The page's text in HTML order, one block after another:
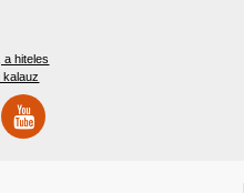
a hiteles
kalauz